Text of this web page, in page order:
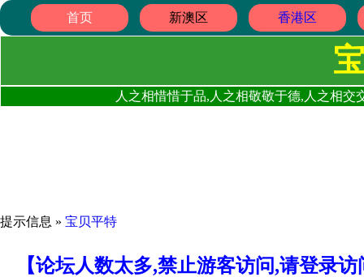
首页 新澳区 香港区
人之相惜惜于品,人之相敬敬于德,人之相
提示信息 » 宝贝平特
【论坛人数太多,禁止游客访问,请登录